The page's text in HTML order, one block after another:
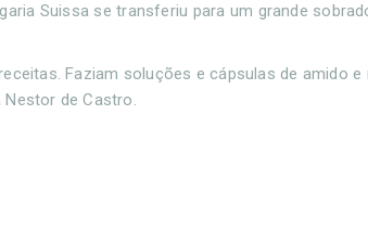
Suissa se transferiu para um grande
Faziam soluções e cápsulas de amido e
de Castro.